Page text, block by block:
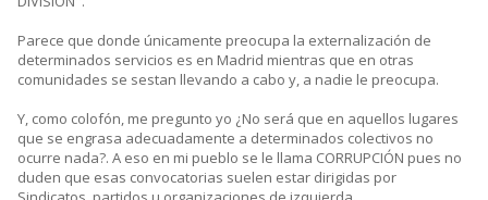
Parece que donde únicamente preocupa la externalización de
determinados servicios es en Madrid mientras que en otras
comunidades se sestan llevando a cabo y, a nadie le preocupa.
Y, como colofón, me pregunto yo ¿No será que en aquellos lugares
que se engrasa adecuadamente a determinados colectivos no
ocurre nada?. A eso en mi pueblo se le llama CORRUPCIÓN pues no
duden que esas convocatorias suelen estar dirigidas por